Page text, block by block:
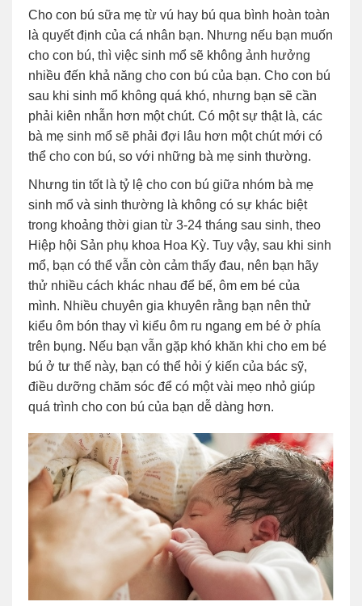
Cho con bú sữa mẹ từ vú hay bú qua bình hoàn toàn
là quyết định của cá nhân bạn. Nhưng nếu bạn muốn
cho con bú, thì việc sinh mổ sẽ không ảnh hưởng
nhiều đến khả năng cho con bú của bạn. Cho con bú
sau khi sinh mổ không quá khó, nhưng bạn sẽ cần
phải kiên nhẫn hơn một chút. Có một sự thật là, các
bà mẹ sinh mổ sẽ phải đợi lâu hơn một chút mới có
thể cho con bú, so với những bà mẹ sinh thường.
Nhưng tin tốt là tỷ lệ cho con bú giữa nhóm bà mẹ
sinh mổ và sinh thường là không có sự khác biệt
trong khoảng thời gian từ 3-24 tháng sau sinh, theo
Hiệp hội Sản phụ khoa Hoa Kỳ. Tuy vậy, sau khi sinh
mổ, bạn có thể vẫn còn cảm thấy đau, nên bạn hãy
thử nhiều cách khác nhau để bế, ôm em bé của
mình. Nhiều chuyên gia khuyên rằng bạn nên thử
kiểu ôm bón thay vì kiểu ôm ru ngang em bé ở phía
trên bụng. Nếu bạn vẫn gặp khó khăn khi cho em bé
bú ở tư thế này, bạn có thể hỏi ý kiến của bác sỹ,
điều dưỡng chăm sóc để có một vài mẹo nhỏ giúp
quá trình cho con bú của bạn dễ dàng hơn.